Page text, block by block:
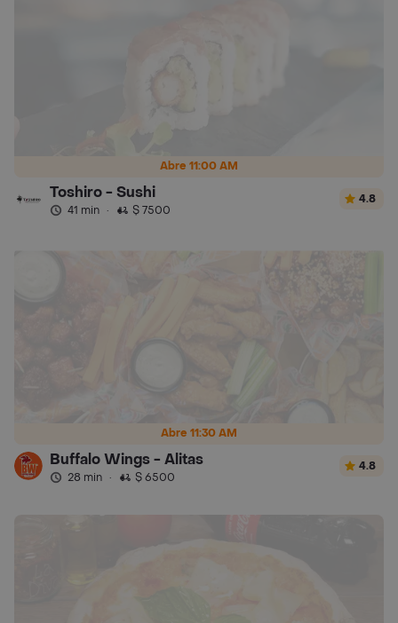
Abre 11:00 AM
Toshiro - Sushi
41 min · $ 7500
4.8
Abre 11:30 AM
Buffalo Wings - Alitas
28 min · $ 6500
4.8